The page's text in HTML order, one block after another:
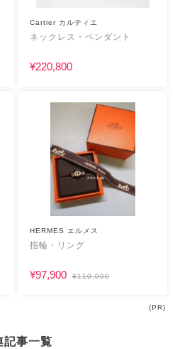
Cartier カルティエ
ネックレス・ペンダント
¥220,800
HERMES エルメス
指輪・リング
¥97,900 ¥110,000
(PR)
記事一覧